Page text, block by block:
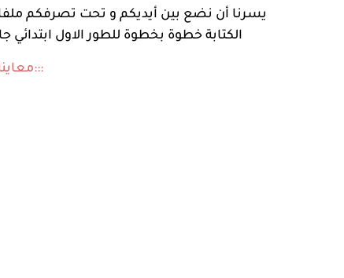
يسرنا أن نضع بين أيديكم و تحت تصرفكم
الكتابة خطوة بخطوة للطور الاول